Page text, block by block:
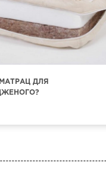
ДЛЯ